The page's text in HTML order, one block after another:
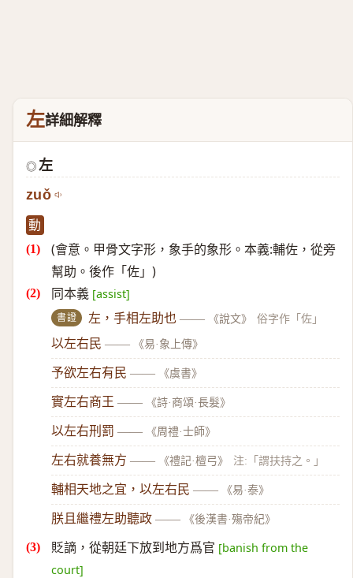
左詳細解釋
◎ 左
zuǒ
動
(會意。甲骨文字形，象手的象形。本義:輔佐，從旁
幫助。後作「佐」)
同本義 [assist]
書證 左，手相左助也 —— 《說文》 俗字作「佐」
以左右民 —— 《易·象上傳》
予欲左右有民 —— 《虞書》
實左右商王 —— 《詩·商頌·長髮》
以左右刑罰 —— 《周禮·士師》
左右就養無方 —— 《禮記·檀弓》 注:「謂扶持之。」
輔相天地之宜，以左右民 —— 《易·泰》
朕且繼禮左助聽政 —— 《後漢書·殤帝紀》
貶謫，從朝廷下放到地方爲官 [banish from the
court]